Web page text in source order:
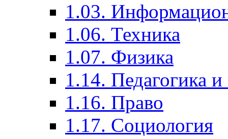
1.03.
1.06. Техника
1.07. Физика
1.14. Педагогика
1.16. Право
1.17. Социология